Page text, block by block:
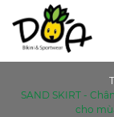
SAND SKIRT -
cho